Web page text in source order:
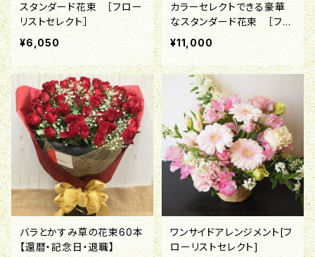
スタンダード花束 ［フロー
リストセレクト］
¥6,050
カラーセレクトできる豪華
なスタンダード花束 ［フロ
ーリストセレクト］
¥11,000
バラとかすみ草の花束60本
【還暦・記念日・退職】
ワンサイドアレンジメント[フ
ローリストセレクト]